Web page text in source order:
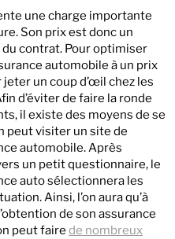
une charge importante
Son prix est donc un
contrat. Pour optimiser
automobile à un prix
un coup d’œil chez les
d’éviter de faire la ronde
il existe des moyens de se
peut visiter un site de
automobile. Après
un petit questionnaire, le
auto sélectionnera les
Ainsi, l’on aura qu’à
de son assurance
peut faire de nombreux